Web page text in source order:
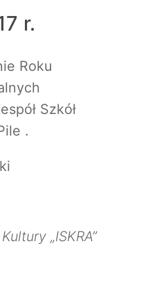
r.
Roku
Szkół
.
„ISKRA”